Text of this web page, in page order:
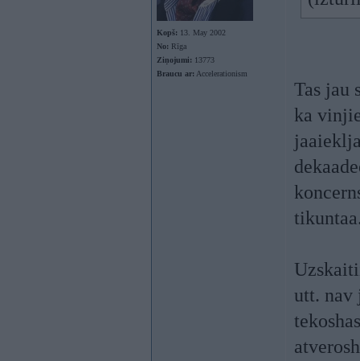
Kopš: 13. May 2002
No: Rīga
Ziņojumi: 13773
Braucu ar: Accelerationism
Tas jau
ka
utt. nav